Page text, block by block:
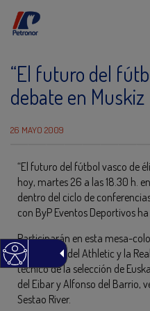
“El futuro del
debate en Muskiz
26 MAYO 2009
“El futuro del fútbol vasco de
hoy, martes 26 a las 18.30 h.
dentro del ciclo de
con ByP Eventos Deportivos
Participarán en esta mesa-
entrenador del Athletic y la
técnico de la selección de
del Eibar y Alfonso del Barrio,
Sestao River.